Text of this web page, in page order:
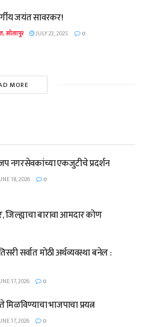
जयंत सावरकर!
सोलापूर JULY 23, 2025 0
MORE
नगरसेवकांच्या एकजुटीचे प्रदर्शन
18, 2026 0
बारावा आमदार कोण
सर्वात मोठी अर्थव्यवस्था बनेल :
17, 2026 0
भाजपाचा प्रयत्न
17, 2026 0